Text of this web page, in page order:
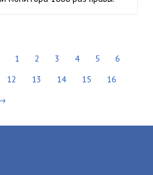
1 2 3 4 5
6
12 13 14 15
16